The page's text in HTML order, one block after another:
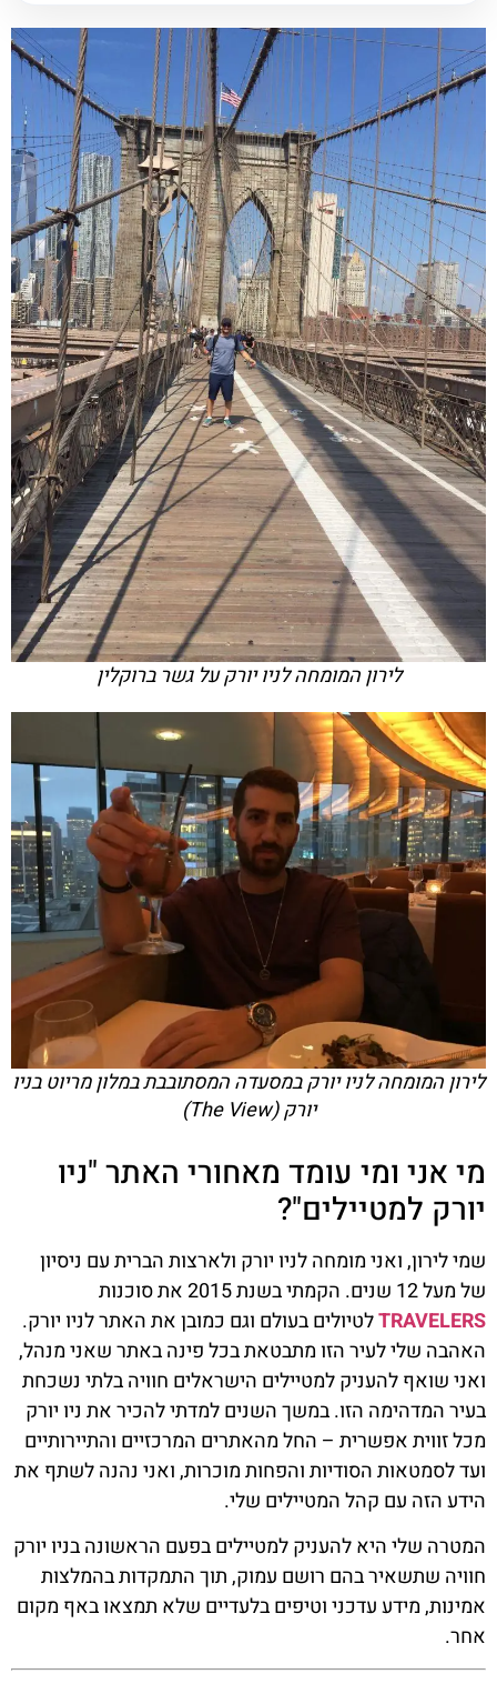
לירון המומחה לניו יורק על גשר ברוקלין
לירון המומחה לניו יורק במסעדה המסתובבת במלון מריוט בניו
יורק (The View)
מי אני ומי עומד מאחורי האתר "ניו
יורק למטיילים"?
שמי לירון, ואני מומחה לניו יורק ולארצות הברית עם ניסיון
של מעל 12 שנים. הקמתי בשנת 2015 את סוכנות
TRAVELERSלטיולים בעולם וגם כמובן את האתר לניו יורק.
האהבה שלי לעיר הזו מתבטאת בכל פינה באתר שאני מנהל,
ואני שואף להעניק למטיילים הישראלים חוויה בלתי נשכחת
בעיר המדהימה הזו. במשך השנים למדתי להכיר את ניו יורק
מכל זווית אפשרית – החל מהאתרים המרכזיים והתיירותיים
ועד לסמטאות הסודיות והפחות מוכרות, ואני נהנה לשתף את
הידע הזה עם קהל המטיילים שלי.
המטרה שלי היא להעניק למטיילים בפעם הראשונה בניו יורק
חוויה שתשאיר בהם רושם עמוק, תוך התמקדות בהמלצות
אמינות, מידע עדכני וטיפים בלעדיים שלא תמצאו באף מקום
אחר.